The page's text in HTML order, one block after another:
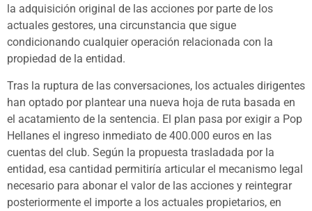
la adquisición original de las acciones por parte de los
actuales gestores, una circunstancia que sigue
condicionando cualquier operación relacionada con la
propiedad de la entidad.
Tras la ruptura de las conversaciones, los actuales dirigentes
han optado por plantear una nueva hoja de ruta basada en
el acatamiento de la sentencia. El plan pasa por exigir a Pop
Hellanes el ingreso inmediato de 400.000 euros en las
cuentas del club. Según la propuesta trasladada por la
entidad, esa cantidad permitiría articular el mecanismo legal
necesario para abonar el valor de las acciones y reintegrar
posteriormente el importe a los actuales propietarios, en